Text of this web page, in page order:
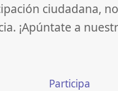
ciudadana,
¡Apúntate a
Participa